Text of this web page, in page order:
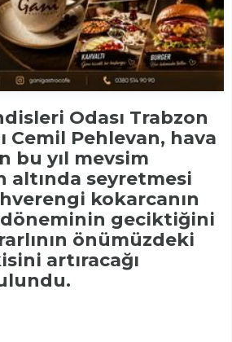
Odası Trabzon
Cemil Pehlevan, hava
bu yıl mevsim
altında seyretmesi
kokarcanın
geciktiğini
önümüzdeki
artıracağı